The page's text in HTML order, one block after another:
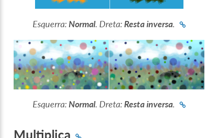
Esquerra: Normal. Dreta: Resta inversa.
Esquerra:Normal. Dreta:Resta inversa.
Multiplica